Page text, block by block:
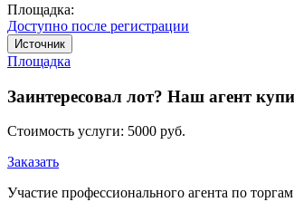
Площадка:
Доступно после регистрации
Источник
Площадка
Заинтересовал лот? Наш агент
Стоимость услуги: 5000 руб.
Заказать
Участие профессионального агента по торгам